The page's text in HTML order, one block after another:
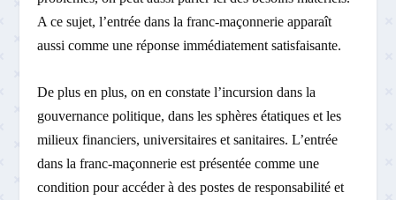
A ce sujet, l’entrée dans la franc-maçonnerie apparaît
aussi comme une réponse immédiatement satisfaisante.
De plus en plus, on en constate l’incursion dans la
gouvernance politique, dans les sphères étatiques et les
milieux financiers, universitaires et sanitaires. L’entrée
dans la franc-maçonnerie est présentée comme une
condition pour accéder à des postes de responsabilité et